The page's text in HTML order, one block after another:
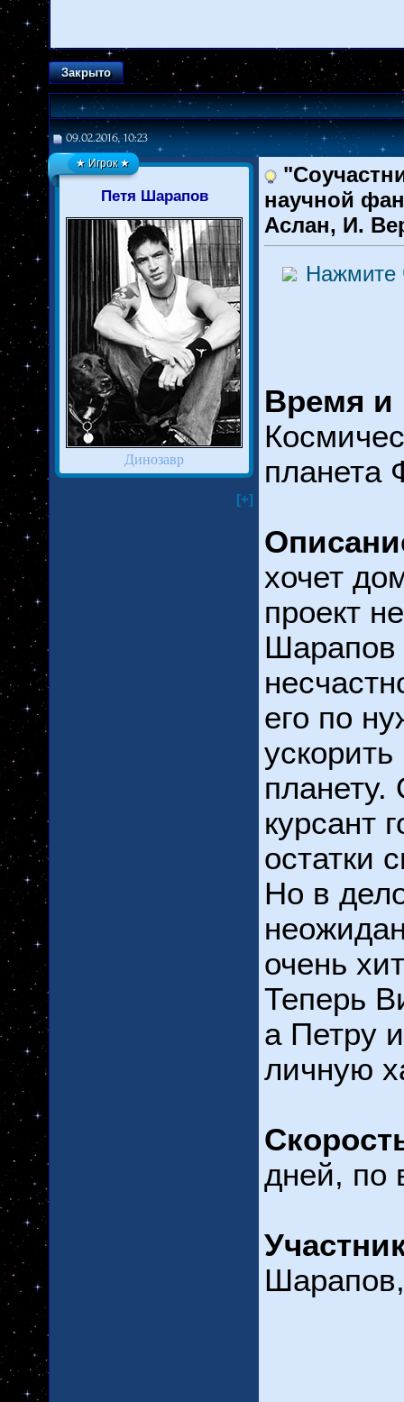
Закрыто
09.02.2016, 10:23
Петя Шарапов
★ Игрок ★
Динозавр
[+]
научной
Аслан, И.
Нажмите
Время и
планета
хочет
проект
Шарапов
его по
планету.
курсант
остатки
Но в
очень
Теперь
а Петру
личную
дней, по